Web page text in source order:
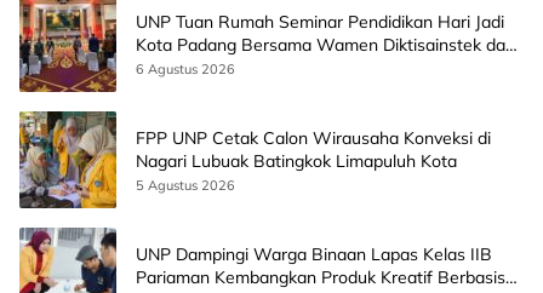
UNP Tuan Rumah Seminar Pendidikan Hari Jadi
Kota Padang Bersama Wamen Diktisainstek dan
CEO EMGS Malaysia
6 Agustus 2026
FPP UNP Cetak Calon Wirausaha Konveksi di
Nagari Lubuak Batingkok Limapuluh Kota
5 Agustus 2026
UNP Dampingi Warga Binaan Lapas Kelas IIB
Pariaman Kembangkan Produk Kreatif Berbasis